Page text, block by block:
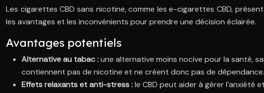
Les cigarettes CBD sans nicotine, comme les e-cigarettes CBD,
les avantages et les inconvénients pour prendre une décision éclairée.
Avantages potentiels
Alternative au tabac :une alternative moins nocive pour la santé,
contiennent pas de nicotine et ne créent donc pas de dépendance.
Effets relaxants et anti-stress :le CBD peut aider à gérer